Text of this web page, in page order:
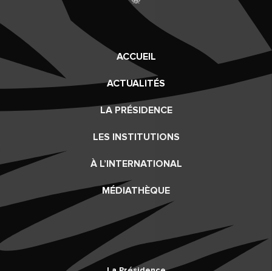
ACCUEIL
ACTUALITÉS
LA PRÉSIDENCE
LES INSTITUTIONS
À L’INTERNATIONAL
MÉDIATHÈQUE